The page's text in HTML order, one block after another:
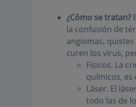
¿Cómo se tratan?
la confusión de
angiomas,
curen los virus,
Físicos. La
químicos,
Láser. El
todo las de